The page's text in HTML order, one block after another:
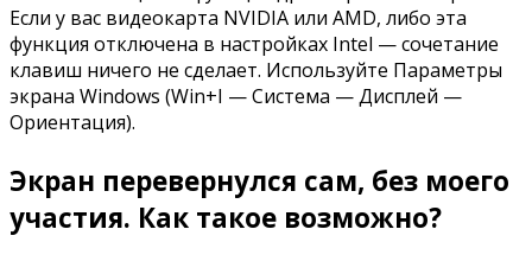
Если у вас видеокарта NVIDIA или AMD, либо эта
функция отключена в настройках Intel — сочетание
клавиш ничего не сделает. Используйте Параметры
экрана Windows (Win+I — Система — Дисплей —
Ориентация).
Экран перевернулся сам, без моего
участия. Как такое возможно?